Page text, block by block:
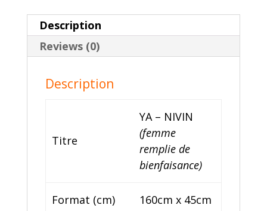
Description
Reviews (0)
Description
Titre
YA – NIVIN
(femme
remplie de
bienfaisance)
Format (cm) 160cm x 45cm